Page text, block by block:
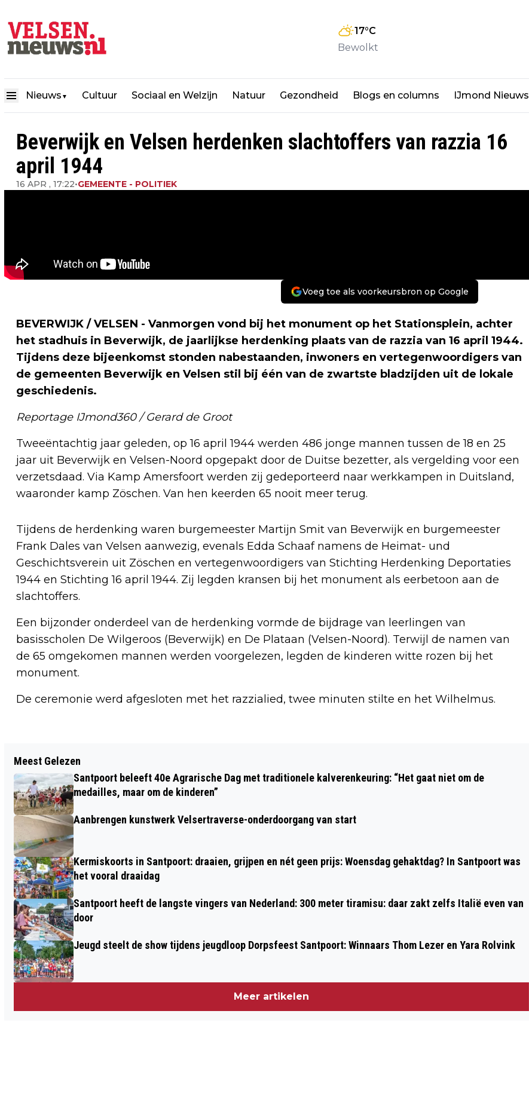
17°C
Bewolkt
Nieuws ▼ Cultuur Sociaal en Welzijn Natuur Gezondheid Blogs en columns IJmond Nieuws
Beverwijk en Velsen herdenken slachtoffers van razzia 16
april 1944
16 APR , 17:22•GEMEENTE - POLITIEK
Voeg toe als voorkeursbron op Google
BEVERWIJK / VELSEN - Vanmorgen vond bij het monument op het Stationsplein, achter
het stadhuis in Beverwijk, de jaarlijkse herdenking plaats van de razzia van 16 april 1944.
Tijdens deze bijeenkomst stonden nabestaanden, inwoners en vertegenwoordigers van
de gemeenten Beverwijk en Velsen stil bij één van de zwartste bladzijden uit de lokale
geschiedenis.
Reportage IJmond360 / Gerard de Groot
Tweeëntachtig jaar geleden, op 16 april 1944 werden 486 jonge mannen tussen de 18 en 25
jaar uit Beverwijk en Velsen-Noord opgepakt door de Duitse bezetter, als vergelding voor een
verzetsdaad. Via Kamp Amersfoort werden zij gedeporteerd naar werkkampen in Duitsland,
waaronder kamp Zöschen. Van hen keerden 65 nooit meer terug.
Tijdens de herdenking waren burgemeester Martijn Smit van Beverwijk en burgemeester
Frank Dales van Velsen aanwezig, evenals Edda Schaaf namens de Heimat- und
Geschichtsverein uit Zöschen en vertegenwoordigers van Stichting Herdenking Deportaties
1944 en Stichting 16 april 1944. Zij legden kransen bij het monument als eerbetoon aan de
slachtoffers.
Een bijzonder onderdeel van de herdenking vormde de bijdrage van leerlingen van
basisscholen De Wilgeroos (Beverwijk) en De Plataan (Velsen-Noord). Terwijl de namen van
de 65 omgekomen mannen werden voorgelezen, legden de kinderen witte rozen bij het
monument.
De ceremonie werd afgesloten met het razzialied, twee minuten stilte en het Wilhelmus.
VERGETEN LIEFDE KRIJGT EEN STEM IN
LOTTE
Meest Gelezen
Santpoort beleeft 40e Agrarische Dag met traditionele kalverenkeuring: “Het gaat niet om de
medailles, maar om de kinderen”
Aanbrengen kunstwerk Velsertraverse-onderdoorgang van start
Kermiskoorts in Santpoort: draaien, grijpen en nét geen prijs: Woensdag gehaktdag? In Santpoort was
het vooral draaidag
Santpoort heeft de langste vingers van Nederland: 300 meter tiramisu: daar zakt zelfs Italië even van
door
Jeugd steelt de show tijdens jeugdloop Dorpsfeest Santpoort: Winnaars Thom Lezer en Yara Rolvink
Meer artikelen